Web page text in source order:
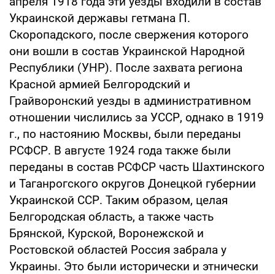
Украинской державы гетмана П.
Скоропадского, после свержения которого
они вошли в состав Украинской Народной
Республики (УНР). После захвата региона
Красной армией Белгородский и
Грайворонский уезды в административном
отношении числились за УССР, однако в 1919
г., по настоянию Москвы, были переданы
РСФСР. В августе 1924 года также были
переданы в состав РСФСР часть Шахтинского
и Таганрогского округов Донецкой губернии
Украинской ССР. Таким образом, целая
Белгородская область, а также часть
Брянской, Курской, Воронежской и
Ростовской областей Россия забрала у
Украины. Это были исторически и этнически